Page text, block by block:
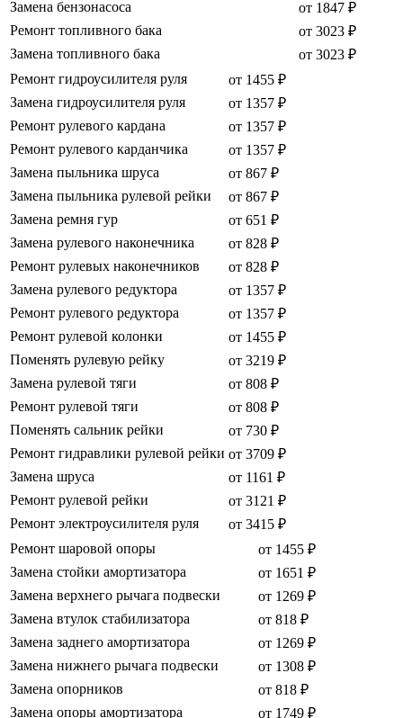
Замена бензонасоса
от 1847 ₽
Ремонт топливного бака
от 3023 ₽
Замена топливного бака
от 3023 ₽
Ремонт гидроусилителя руля
от 1455 ₽
Замена гидроусилителя руля
от 1357 ₽
Ремонт рулевого кардана
от 1357 ₽
Ремонт рулевого карданчика
от 1357 ₽
Замена пыльника шруса
от 867 ₽
Замена пыльника рулевой рейки
от 867 ₽
Замена ремня гур
от 651 ₽
Замена рулевого наконечника
от 828 ₽
Ремонт рулевых наконечников
от 828 ₽
Замена рулевого редуктора
от 1357 ₽
Ремонт рулевого редуктора
от 1357 ₽
Ремонт рулевой колонки
от 1455 ₽
Поменять рулевую рейку
от 3219 ₽
Замена рулевой тяги
от 808 ₽
Ремонт рулевой тяги
от 808 ₽
Поменять сальник рейки
от 730 ₽
Ремонт гидравлики рулевой рейки от 3709 ₽
Замена шруса
от 1161 ₽
Ремонт рулевой рейки
от 3121 ₽
Ремонт электроусилителя руля
от 3415 ₽
Ремонт шаровой опоры
от 1455 ₽
Замена стойки амортизатора
от 1651 ₽
Замена верхнего рычага подвески
от 1269 ₽
Замена втулок стабилизатора
от 818 ₽
Замена заднего амортизатора
от 1269 ₽
Замена нижнего рычага подвески
от 1308 ₽
Замена опорников
от 818 ₽
Замена опоры амортизатора
от 1749 ₽